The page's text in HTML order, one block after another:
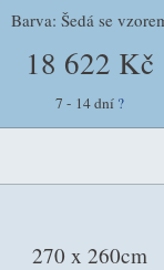
Barva: Šedá se
18 622 Kč
7 - 14 dní ?
270 x 260cm